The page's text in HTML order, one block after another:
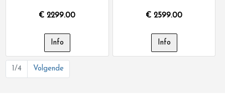
€2299.00 €2599.00
1/4 Volgende